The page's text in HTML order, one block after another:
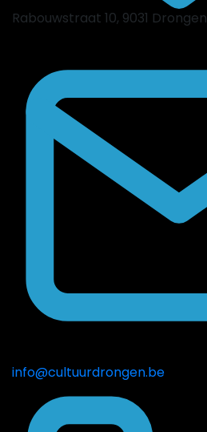
Rabouwstraat 10, 9031 Drongen
info@cultuurdrongen.be